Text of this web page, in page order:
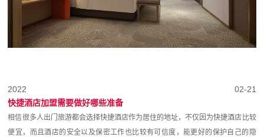
02-21
2022
快捷酒店加盟需要做好哪些准备
相信很多人出门旅游都会选择快捷酒店作为居住的地址，不仅因为快捷酒店比较
便宜，而且酒店的安全以及保密工作也比较有可信度，能更好的保护自己的隐